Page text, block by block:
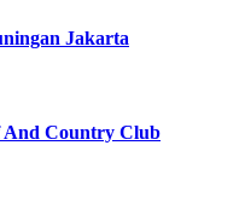
Jakarta
And Country Club